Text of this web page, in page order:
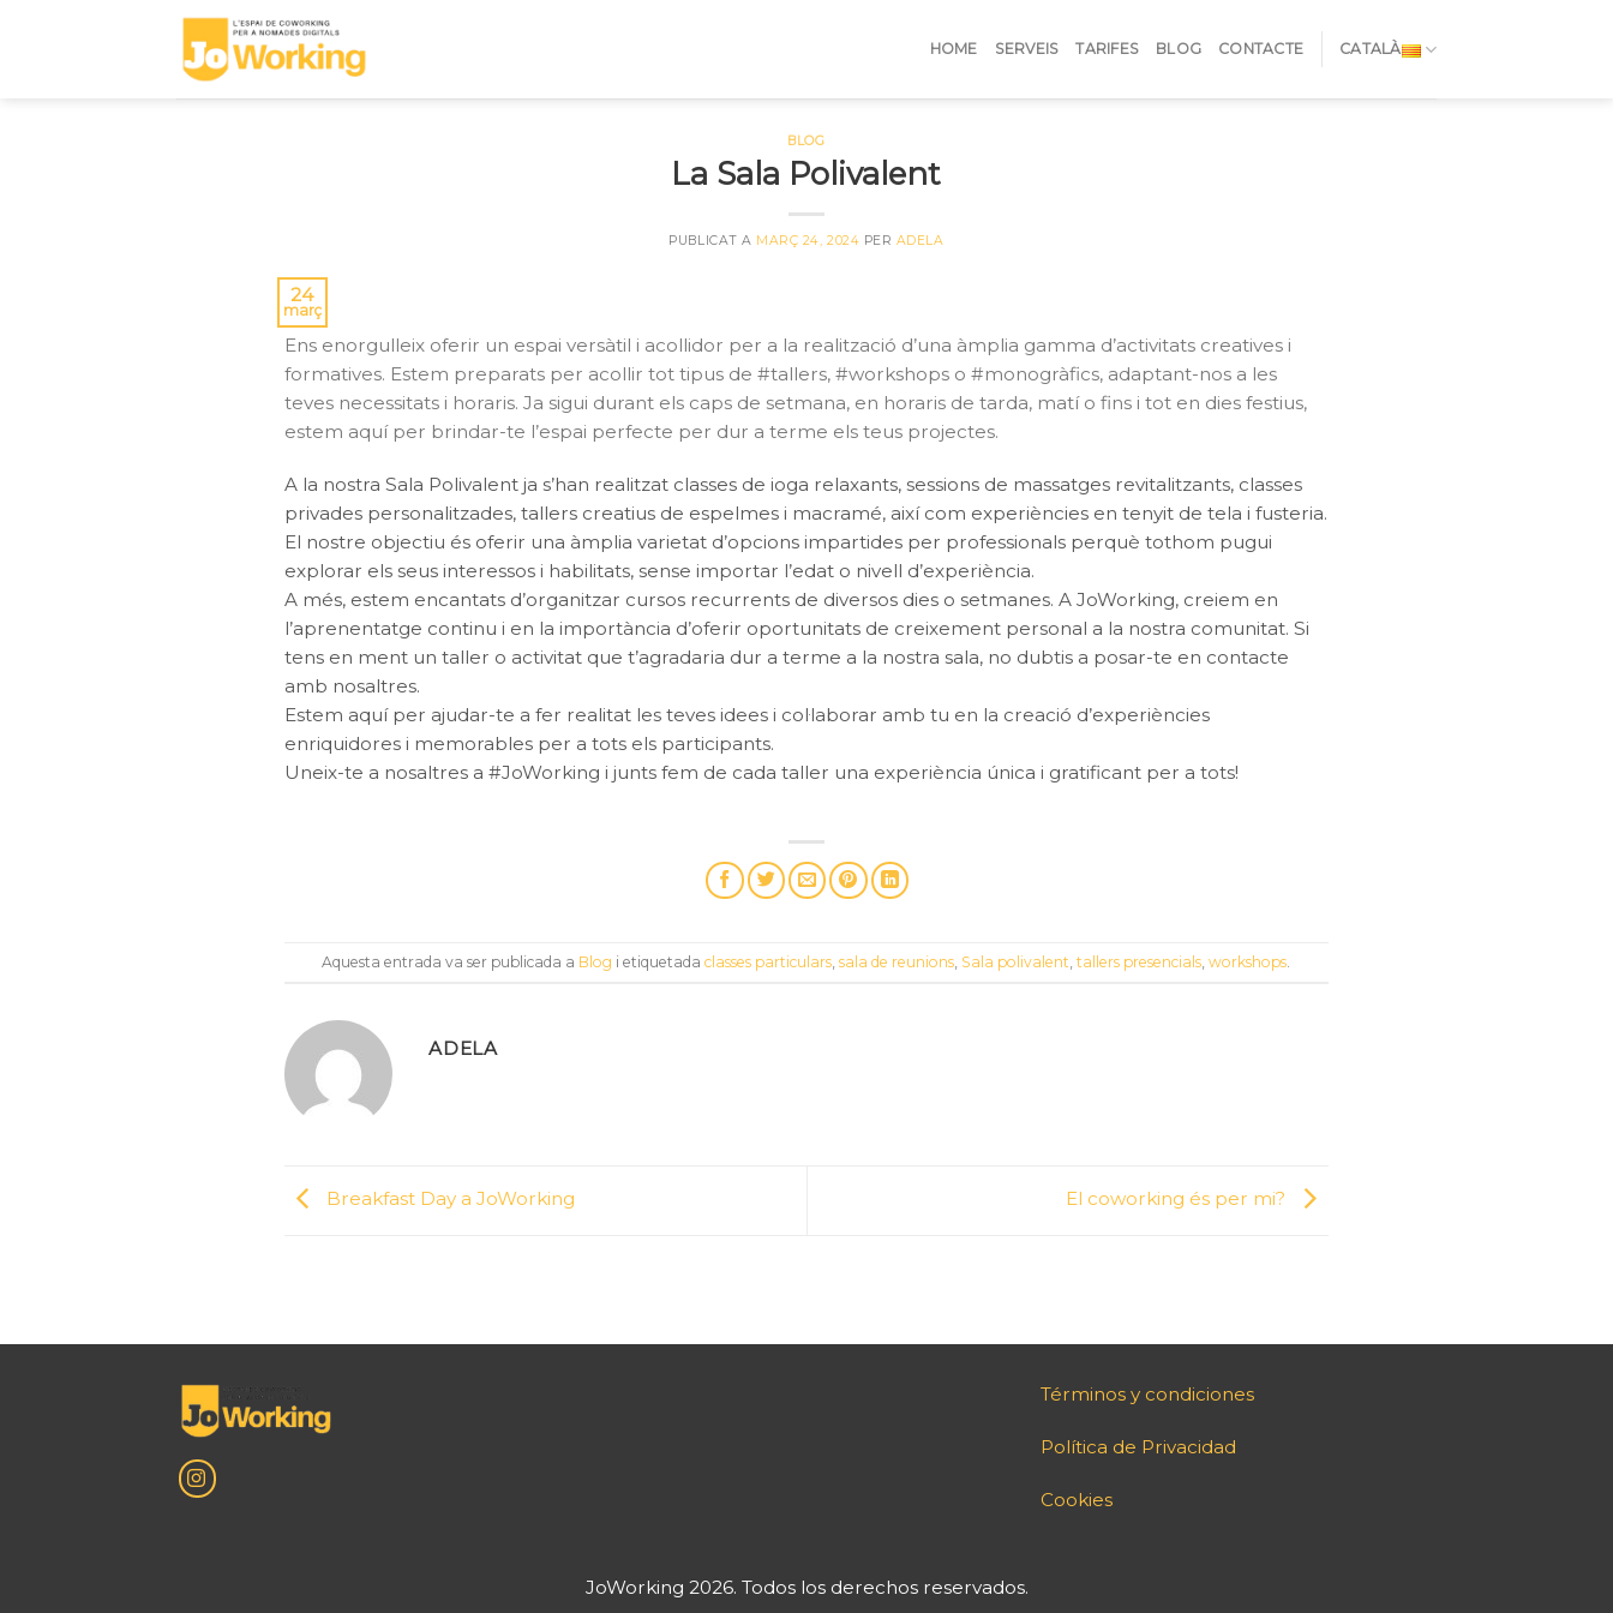
HOME SERVEIS TARIFES BLOG CONTACTE CATALÀ
BLOG
La Sala Polivalent
PUBLICAT A MARÇ 24, 2024 PER ADELA
24
març
Ens enorgulleix oferir un espai versàtil i acollidor per a la realització d’una àmplia gamma d’activitats creatives i
formatives. Estem preparats per acollir tot tipus de #tallers, #workshops o #monogràfics, adaptant-nos a les
teves necessitats i horaris. Ja sigui durant els caps de setmana, en horaris de tarda, matí o fins i tot en dies festius,
estem aquí per brindar-te l’espai perfecte per dur a terme els teus projectes.
A la nostra Sala Polivalent ja s’han realitzat classes de ioga relaxants, sessions de massatges revitalitzants, classes
privades personalitzades, tallers creatius de espelmes i macramé, així com experiències en tenyit de tela i fusteria.
El nostre objectiu és oferir una àmplia varietat d’opcions impartides per professionals perquè tothom pugui
explorar els seus interessos i habilitats, sense importar l’edat o nivell d’experiència.
A més, estem encantats d’organitzar cursos recurrents de diversos dies o setmanes. A JoWorking, creiem en
l’aprenentatge continu i en la importància d’oferir oportunitats de creixement personal a la nostra comunitat. Si
tens en ment un taller o activitat que t’agradaria dur a terme a la nostra sala, no dubtis a posar-te en contacte
amb nosaltres.
Estem aquí per ajudar-te a fer realitat les teves idees i col·laborar amb tu en la creació d’experiències
enriquidores i memorables per a tots els participants.
Uneix-te a nosaltres a #JoWorking i junts fem de cada taller una experiència única i gratificant per a tots!
Aquesta entrada va ser publicada a Blog i etiquetadaclasses particulars ,sala de reunions Sala polivalent ,tallers presencials ,workshops
ADELA
Breakfast Day a JoWorking El coworking és per mi?
Términos y condiciones
Política de Privacidad
Cookies
JoWorking 2026. Todos los derechos reservados.